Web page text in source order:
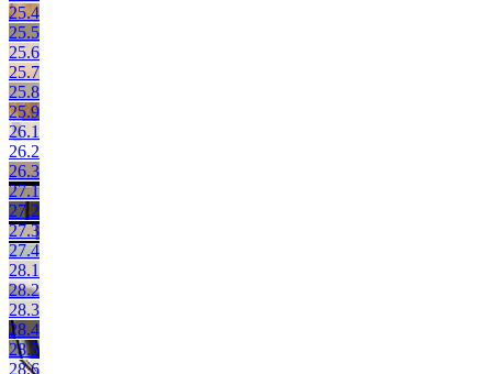
25.4
25.5
25.6
25.7
25.8
25.9
26.1
26.2
26.3
27.1
27.2
27.3
27.4
28.1
28.2
28.3
28.4
28.5
28.6